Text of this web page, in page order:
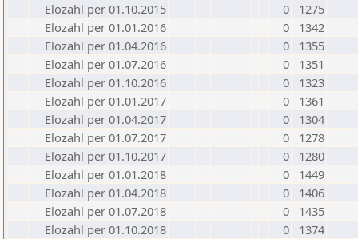
Elozahl per 01.10.2015
0
1275
Elozahl per 01.01.2016
0
1342
Elozahl per 01.04.2016
0
1355
Elozahl per 01.07.2016
0
1351
Elozahl per 01.10.2016
0
1323
Elozahl per 01.01.2017
0
1361
Elozahl per 01.04.2017
0
1304
Elozahl per 01.07.2017
0
1278
Elozahl per 01.10.2017
0
1280
Elozahl per 01.01.2018
0
1449
Elozahl per 01.04.2018
0
1406
Elozahl per 01.07.2018
0
1435
Elozahl per 01.10.2018
0
1374